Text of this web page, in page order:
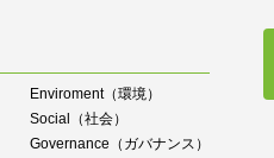
Enviroment（環境）
Social（社会）
Governance（ガバナンス）